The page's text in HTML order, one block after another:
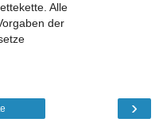
Alle
der
›